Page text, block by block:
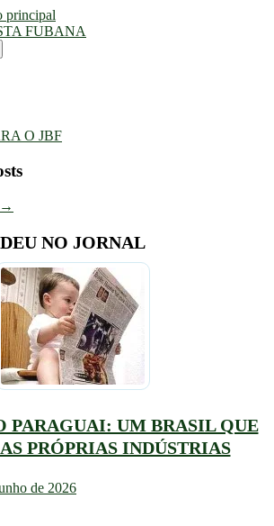
principal
FUBANA
O JBF
→
DEU NO JORNAL
PARAGUAI: UM BRASIL QUE
PRÓPRIAS INDÚSTRIAS
de 2026